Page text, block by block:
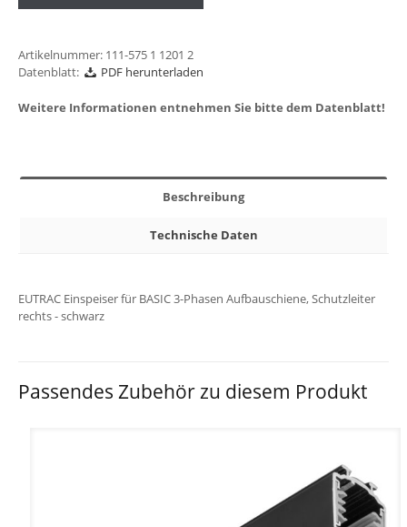
Artikelnummer: 111-575 1 1201 2
Datenblatt:
PDF herunterladen
Weitere Informationen entnehmen Sie bitte dem Datenblatt!
Beschreibung
Technische Daten
EUTRAC Einspeiser für BASIC 3-Phasen Aufbauschiene, Schutzleiter
rechts - schwarz
Passendes Zubehör zu diesem Produkt